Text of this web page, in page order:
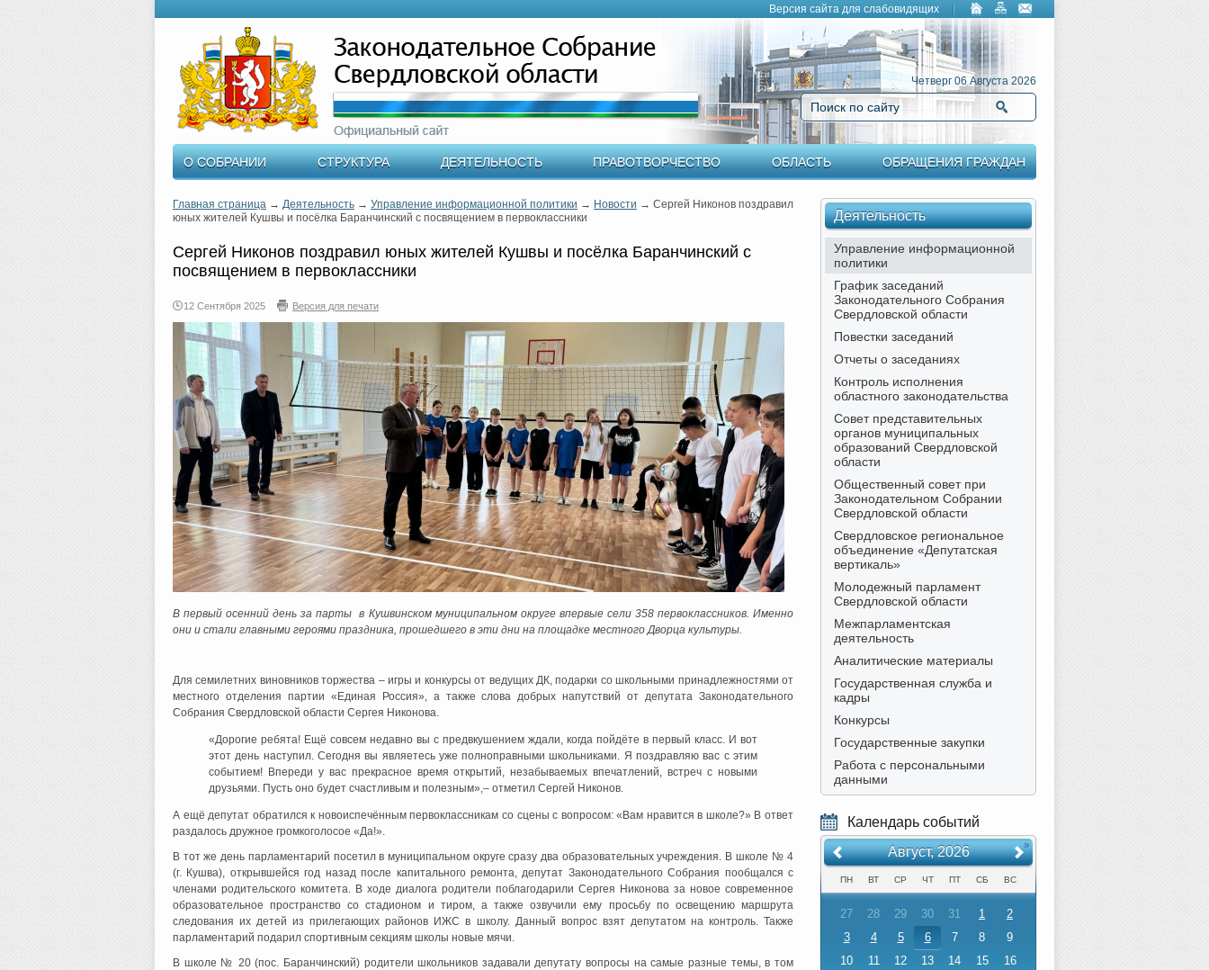
Версия сайта для слабовидящих
Четверг 06 Августа 2026
Поиск по сайту
О СОБРАНИИ СТРУКТУРА ДЕЯТЕЛЬНОСТЬ ПРАВОТВОРЧЕСТВО ОБЛАСТЬ ОБРАЩЕНИЯ ГРАЖДАН
Главная страница → Деятельность → Управление информационной политики → Новости → Сергей Никонов поздравил
юных жителей Кушвы и посёлка Баранчинский с посвящением в первоклассники
Сергей Никонов поздравил юных жителей Кушвы и посёлка Баранчинский с
посвящением в первоклассники
12 Сентября 2025 Версия для печати
В первый осенний день за парты в Кушвинском муниципальном округе впервые сели 358 первоклассников. Именно
они и стали главными героями праздника, прошедшего в эти дни на площадке местного Дворца культуры.
Для семилетних виновников торжества – игры и конкурсы от ведущих ДК, подарки со школьными принадлежностями от
местного отделения партии «Единая Россия», а также слова добрых напутствий от депутата Законодательного
Собрания Свердловской области Сергея Никонова.
«Дорогие ребята! Ещё совсем недавно вы с предвкушением ждали, когда пойдёте в первый класс. И вот
этот день наступил. Сегодня вы являетесь уже полноправными школьниками. Я поздравляю вас с этим
событием! Впереди у вас прекрасное время открытий, незабываемых впечатлений, встреч с новыми
друзьями. Пусть оно будет счастливым и полезным»,– отметил Сергей Никонов.
А ещё депутат обратился к новоиспечённым первоклассникам со сцены с вопросом: «Вам нравится в школе?» В ответ
раздалось дружное громкоголосое «Да!».
В тот же день парламентарий посетил в муниципальном округе сразу два образовательных учреждения. В школе № 4
(г. Кушва), открывшейся год назад после капитального ремонта, депутат Законодательного Собрания пообщался с
членами родительского комитета. В ходе диалога родители поблагодарили Сергея Никонова за новое современное
образовательное пространство со стадионом и тиром, а также озвучили ему просьбу по освещению маршрута
следования их детей из прилегающих районов ИЖС в школу. Данный вопрос взят депутатом на контроль. Также
парламентарий подарил спортивным секциям школы новые мячи.
В школе № 20 (пос. Баранчинский) родители школьников задавали депутату вопросы на самые разные темы, в том
Деятельность
Управление информационной
политики
График заседаний
Законодательного Собрания
Свердловской области
Повестки заседаний
Отчеты о заседаниях
Контроль исполнения
областного законодательства
Совет представительных
органов муниципальных
образований Свердловской
области
Общественный совет при
Законодательном Собрании
Свердловской области
Свердловское региональное
объединение «Депутатская
вертикаль»
Молодежный парламент
Свердловской области
Межпарламентская
деятельность
Аналитические материалы
Государственная служба и
кадры
Конкурсы
Государственные закупки
Работа с персональными
данными
Календарь событий
Август, 2026 »
ПН ВТ СР ЧТ ПТ СБ ВС
27 28 29 30 31 1
2
3
4 5 6 7 8
9
10
11 12 13 14 15
16